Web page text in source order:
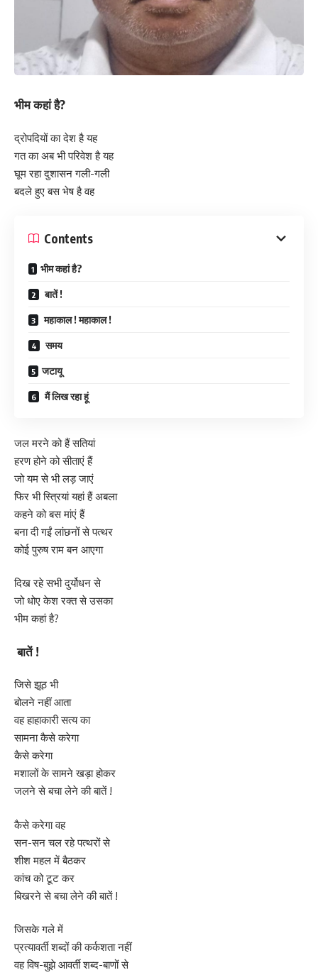
भीम कहां है?
द्रोपदियों का देश है यह
गत का अब भी परिवेश है यह
घूम रहा दुशासन गली-गली
बदले हुए बस भेष है वह
Contents
भीम कहां है?
बातें !
महाकाल ! महाकाल !
समय
जटायू
मैं लिख रहा हूं
जल मरने को हैं सतियां
हरण होने को सीताएं हैं
जो यम से भी लड़ जाएं
फिर भी स्त्रियां यहां हैं अबला
कहने को बस मांएं हैं
बना दी गईं लांछनों से पत्थर
कोई पुरुष राम बन आएगा
दिख रहे सभी दुर्योधन से
जो धोए केश रक्त से उसका
भीम कहां है?
बातें !
जिसे झूठ भी
बोलने नहीं आता
वह हाहाकारी सत्य का
सामना कैसे करेगा
कैसे करेगा
मशालों के सामने खड़ा होकर
जलने से बचा लेने की बातें !
कैसे करेगा वह
सन-सन चल रहे पत्थरों से
शीश महल में बैठकर
कांच को टूट कर
बिखरने से बचा लेने की बातें !
जिसके गले में
प्रत्यावर्ती शब्दों की कर्कशता नहीं
वह विष-बुझे आवर्ती शब्द-बाणों से